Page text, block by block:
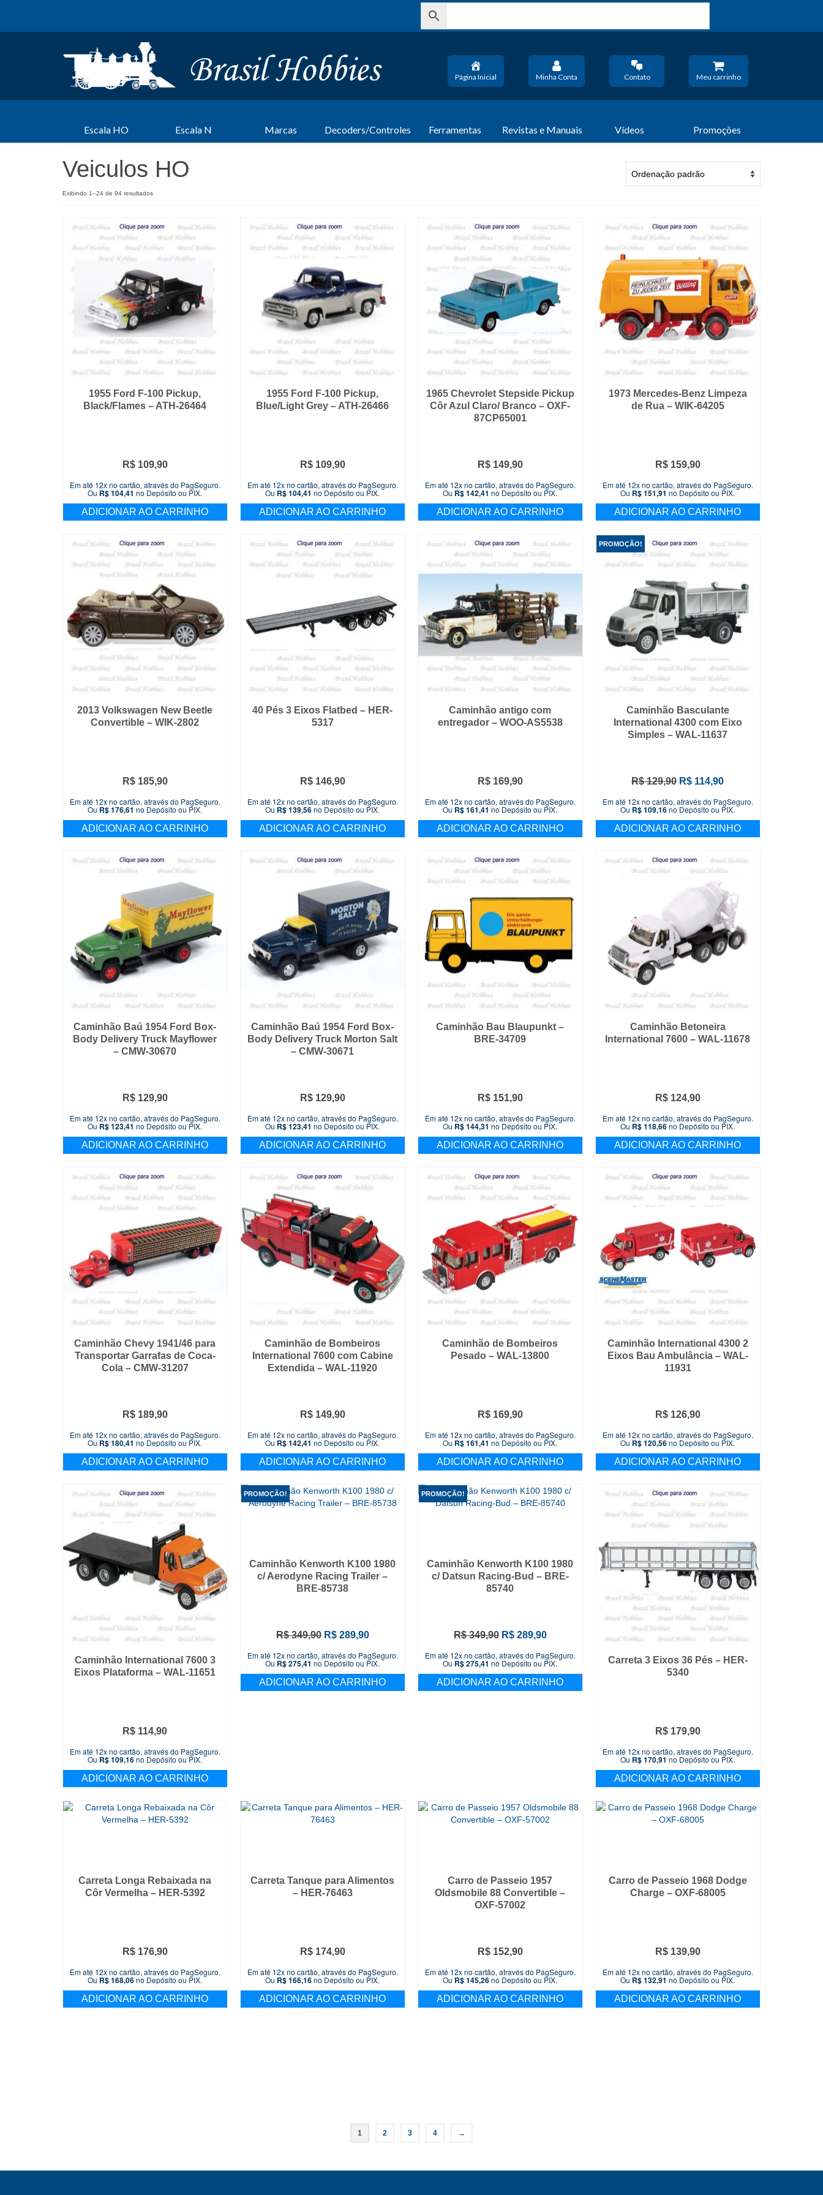
Página Inicial Minha Conta Contato Meu carrinho
Escala HO Escala N Marcas Decoders/Controles Ferramentas Revistas e Manuais Vídeos Promoções
Veiculos HO
Exibindo 1–24 de 94 resultados
1955 Ford F-100 Pickup,
Black/Flames – ATH-26464
R$109,90
Em até 12x no cartão, através do PagSeguro.
Ou R$104,41 no Depósito ou PIX.
ADICIONAR AO CARRINHO
1955 Ford F-100 Pickup,
Blue/Light Grey – ATH-26466
R$109,90
Em até 12x no cartão, através do PagSeguro.
Ou R$104,41 no Depósito ou PIX.
ADICIONAR AO CARRINHO
1965 Chevrolet Stepside Pickup
Côr Azul Claro/ Branco – OXF-
87CP65001
R$149,90
Em até 12x no cartão, através do PagSeguro.
Ou R$142,41 no Depósito ou PIX.
ADICIONAR AO CARRINHO
1973 Mercedes-Benz Limpeza
de Rua – WIK-64205
R$159,90
Em até 12x no cartão, através do PagSeguro.
Ou R$151,91 no Depósito ou PIX.
ADICIONAR AO CARRINHO
2013 Volkswagen New Beetle
Convertible – WIK-2802
R$185,90
Em até 12x no cartão, através do PagSeguro.
Ou R$176,61 no Depósito ou PIX.
ADICIONAR AO CARRINHO
40 Pés 3 Eixos Flatbed – HER-
5317
R$146,90
Em até 12x no cartão, através do PagSeguro.
Ou R$139,56no Depósito ou PIX.
ADICIONAR AO CARRINHO
Caminhão antigo com
entregador – WOO-AS5538
R$169,90
Em até 12x no cartão, através do PagSeguro.
Ou R$161,41 no Depósito ou PIX.
ADICIONAR AO CARRINHO
PROMOÇÃO!
Caminhão Basculante
International 4300 com Eixo
Simples – WAL-11637
R$129,90 O
original
era:
R$ 129,90.
R$ 114,90O
atual
é:
R$ 114,90.
Em até 12x no cartão, através do PagSeguro.
Ou R$109,16no Depósito ou PIX.
ADICIONAR AO CARRINHO
Caminhão Baú 1954 Ford Box-
Body Delivery Truck Mayflower
– CMW-30670
R$129,90
Em até 12x no cartão, através do PagSeguro.
Ou R$123,41 no Depósito ou PIX.
ADICIONAR AO CARRINHO
Caminhão Baú 1954 Ford Box-
Body Delivery Truck Morton Salt
– CMW-30671
R$129,90
Em até 12x no cartão, através do PagSeguro.
Ou R$123,41 no Depósito ou PIX.
ADICIONAR AO CARRINHO
Caminhão Bau Blaupunkt –
BRE-34709
R$151,90
Em até 12x no cartão, através do PagSeguro.
Ou R$144,31 no Depósito ou PIX.
ADICIONAR AO CARRINHO
Caminhão Betoneira
International 7600 – WAL-11678
R$124,90
Em até 12x no cartão, através do PagSeguro.
Ou R$118,66no Depósito ou PIX.
ADICIONAR AO CARRINHO
Caminhão Chevy 1941/46 para
Transportar Garrafas de Coca-
Cola – CMW-31207
R$189,90
Em até 12x no cartão, através do PagSeguro.
Ou R$180,41 no Depósito ou PIX.
ADICIONAR AO CARRINHO
Caminhão de Bombeiros
International 7600 com Cabine
Extendida – WAL-11920
R$149,90
Em até 12x no cartão, através do PagSeguro.
Ou R$142,41 no Depósito ou PIX.
ADICIONAR AO CARRINHO
Caminhão de Bombeiros
Pesado – WAL-13800
R$169,90
Em até 12x no cartão, através do PagSeguro.
Ou R$161,41 no Depósito ou PIX.
ADICIONAR AO CARRINHO
Caminhão International 4300 2
Eixos Bau Ambulância – WAL-
11931
R$126,90
Em até 12x no cartão, através do PagSeguro.
Ou R$120,56no Depósito ou PIX.
ADICIONAR AO CARRINHO
Caminhão International 7600 3
Eixos Plataforma – WAL-11651
R$ 114,90
Em até 12x no cartão, através do PagSeguro.
Ou R$109,16no Depósito ou PIX.
ADICIONAR AO CARRINHO
PROMOÇÃO!
Caminhão Kenworth K100 1980
c/ Aerodyne Racing Trailer –
BRE-85738
R$349,90 O
original
era:
R$ 349,90.
R$289,90O
atual
R$ 289,90.
Em até 12x no cartão, através do PagSeguro.
Ou R$275,41 no Depósito ou PIX.
ADICIONAR AO CARRINHO
PROMOÇÃO!
Caminhão Kenworth K100 1980
c/ Datsun Racing-Bud – BRE-
85740
R$349,90 O
original
era:
R$ 349,90.
R$289,90O
atual
R$ 289,90.
Em até 12x no cartão, através do PagSeguro.
Ou R$275,41 no Depósito ou PIX.
ADICIONAR AO CARRINHO
Carreta 3 Eixos 36 Pés – HER-
5340
R$179,90
Em até 12x no cartão, através do PagSeguro.
Ou R$170,91 no Depósito ou PIX.
ADICIONAR AO CARRINHO
Carreta Longa Rebaixada na
Côr Vermelha – HER-5392
R$176,90
Em até 12x no cartão, através do PagSeguro.
Ou R$168,06no Depósito ou PIX.
ADICIONAR AO CARRINHO
Carreta Tanque para Alimentos
– HER-76463
R$174,90
Em até 12x no cartão, através do PagSeguro.
Ou R$166,16no Depósito ou PIX.
ADICIONAR AO CARRINHO
Carro de Passeio 1957
Oldsmobile 88 Convertible –
OXF-57002
R$152,90
Em até 12x no cartão, através do PagSeguro.
Ou R$145,26no Depósito ou PIX.
ADICIONAR AO CARRINHO
Carro de Passeio 1968 Dodge
Charge – OXF-68005
R$139,90
Em até 12x no cartão, através do PagSeguro.
Ou R$132,91 no Depósito ou PIX.
ADICIONAR AO CARRINHO
1 2 3 4 →